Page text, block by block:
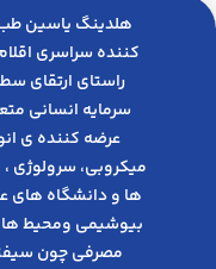
هلدینگ یاسین طب،
کننده سراسری
راﺳﺘﺎی ارﺗﻘﺎی
ﺳﺮﻣﺎﯾﻪ انسانی
عرضه کننده ی
میکروبی، ﺳﺮوﻟﻮژی ،
ها و دانشگاه های
بیوشیمی ومحیط
مصرفی چون